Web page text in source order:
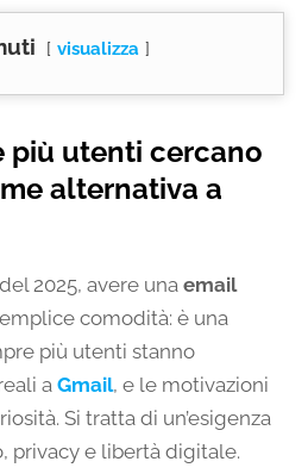
visualizza
più utenti cercano
alternativa a
2025, avere unaemail
comodità: è una
più utenti stanno
aGmail, e le motivazioni
Si tratta di un’esigenza
privacy e libertà digitale.